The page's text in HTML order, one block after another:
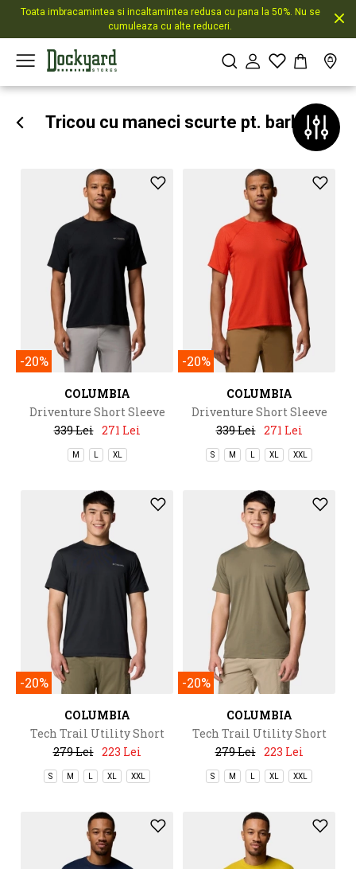
Toata imbracamintea si incaltamintea redusa cu pana la 50%. Nu se
cumuleaza cu alte reduceri.
Tricou cu maneci scurte pt. barbati
-20%
COLUMBIA
Driventure Short Sleeve
339 Lei 271 Lei
M XL
-20%
COLUMBIA
Driventure Short Sleeve
339 Lei 271 Lei
S M XL XXL
-20%
COLUMBIA
Tech Trail Utility Short
Sleeve Crew
279 Lei 223 Lei
S M XL XXL
-20%
COLUMBIA
Tech Trail Utility Short
Sleeve Crew
279 Lei 223 Lei
S M XL XXL